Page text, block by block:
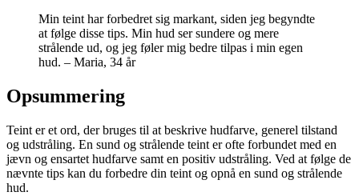
Min teint har forbedret sig markant, siden jeg begyndte
at følge disse tips. Min hud ser sundere og mere
strålende ud, og jeg føler mig bedre tilpas i min egen
hud. – Maria, 34 år
Opsummering
Teint er et ord, der bruges til at beskrive hudfarve, generel tilstand
og udstråling. En sund og strålende teint er ofte forbundet med en
jævn og ensartet hudfarve samt en positiv udstråling. Ved at følge de
nævnte tips kan du forbedre din teint og opnå en sund og strålende
hud.